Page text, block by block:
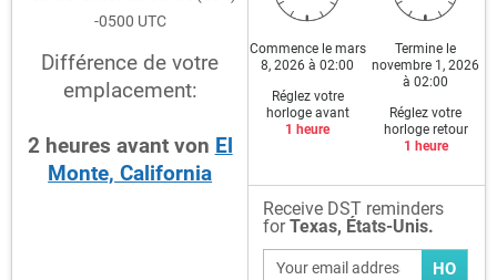
-0500 UTC
Différence de votre
emplacement:
2 heures avant von El
Monte, California
Commence le mars
8, 2026 à 02:00
Réglez votre
horloge avant
1 heure
Termine le
novembre 1, 2026
à 02:00
Réglez votre
horloge retour
1 heure
Receive DST reminders
forTexas, États-Unis.
HO